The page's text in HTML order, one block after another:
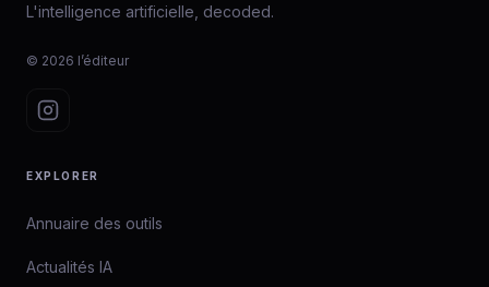
L'intelligence artificielle, decoded.
© 2026 l’éditeur
EXPLORER
Annuaire des outils
Actualités IA